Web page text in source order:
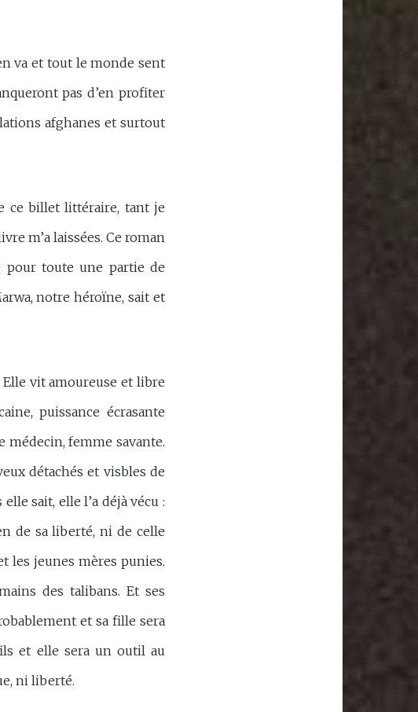
va et tout le monde sent
pas d’en profiter
afghanes et surtout
ce billet littéraire, tant je
m’a laissées. Ce roman
pour toute une partie de
notre héroïne, sait et
vit amoureuse et libre
puissance écrasante
médecin, femme savante.
détachés et visbles de
sait, elle l’a déjà vécu :
de sa liberté, ni de celle
les jeunes mères punies.
des talibans. Et ses
et sa fille sera
et elle sera un outil au
ni liberté.